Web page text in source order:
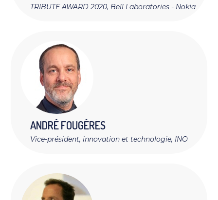
TRIBUTE AWARD 2020, Bell Laboratories - Nokia
ANDRÉFOUGÈRES
Vice-président, innovation et technologie, INO